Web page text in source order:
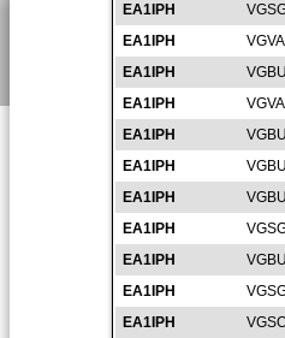
EA1IPH
EA1IPH
EA1IPH
EA1IPH
EA1IPH
EA1IPH
EA1IPH
EA1IPH
EA1IPH
EA1IPH
EA1IPH